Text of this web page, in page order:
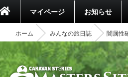
マイページ お知らせ
ホーム みんなの旅日誌 闇属性